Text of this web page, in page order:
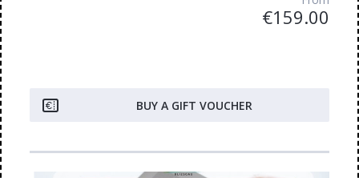
€159.00
BUY A GIFT VOUCHER